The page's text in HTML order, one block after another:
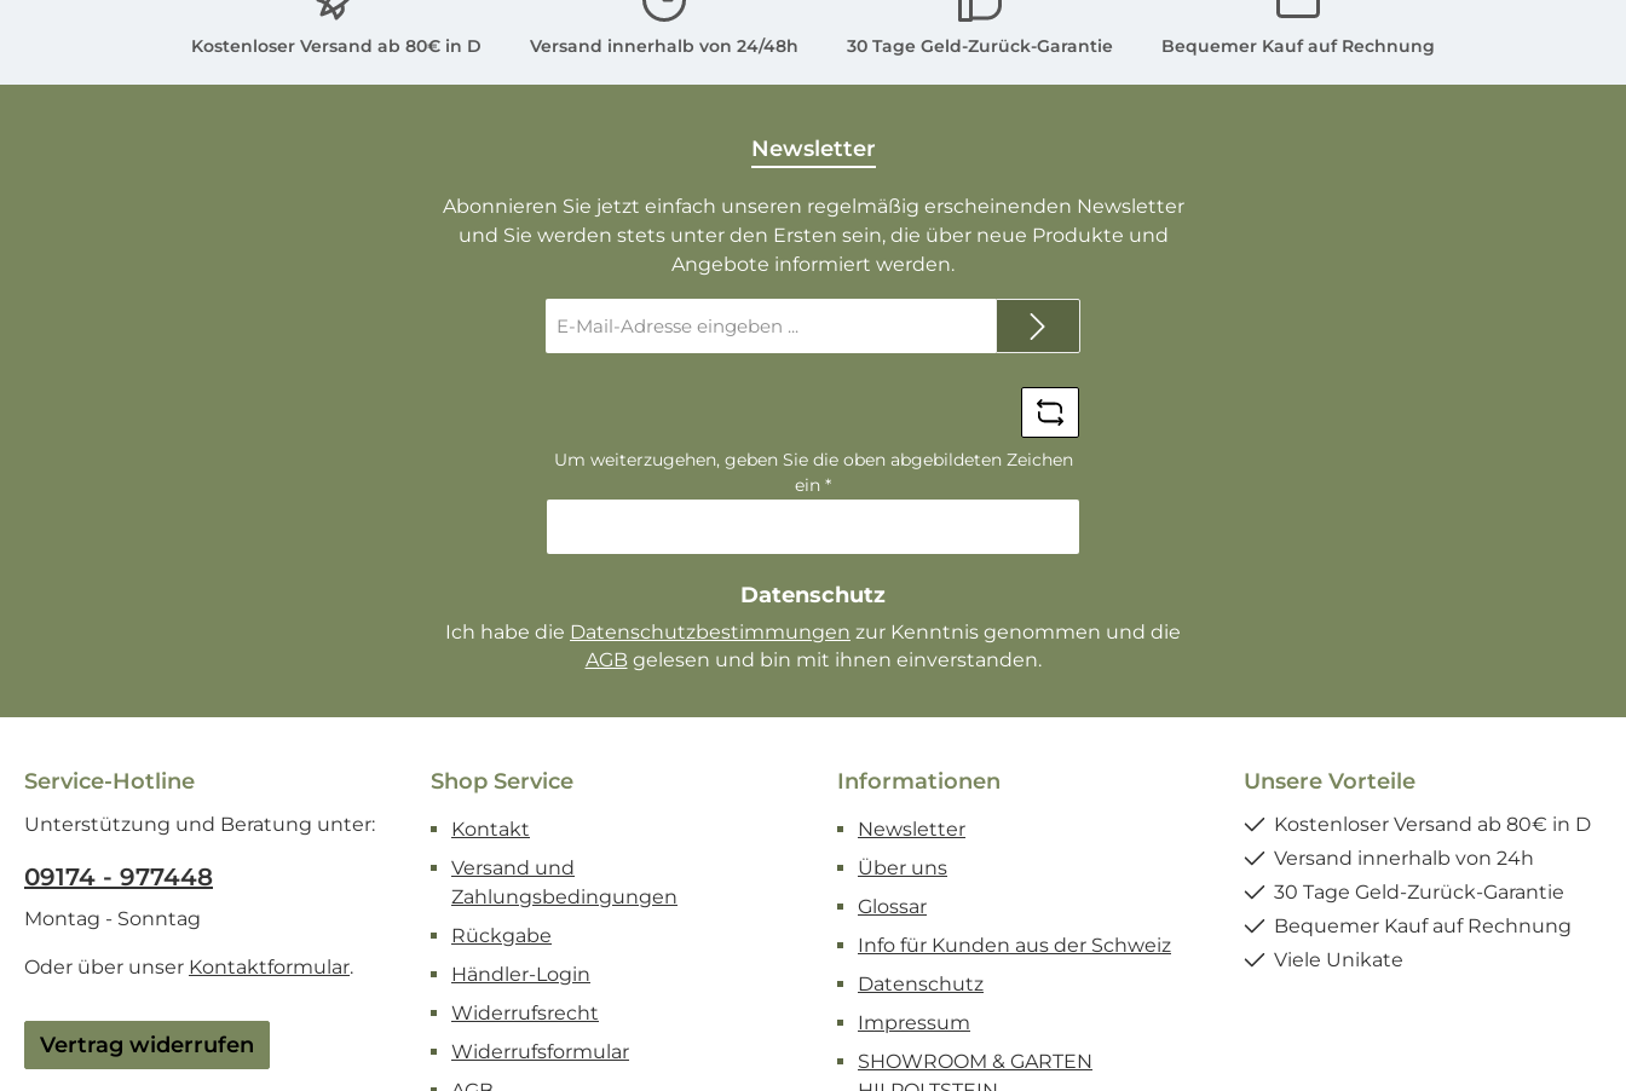
Kostenloser Versand ab 80€ in D Versand innerhalb von 24/48h 30 Tage Geld-Zurück-Garantie Bequemer Kauf auf Rechnung
Newsletter
Abonnieren Sie jetzt einfach unseren regelmäßig erscheinenden Newsletter
und Sie werden stets unter den Ersten sein, die über neue Produkte und
Angebote informiert werden.
Mail-
Um weiterzugehen, geben Sie die oben abgebildeten Zeichen
ein *
Datenschutz
Ich habe die Datenschutzbestimmungen
AGB gelesen und bin mit ihnen einverstanden.
Service-Hotline
Unterstützung und Beratung unter:
09174 - 977448
Montag - Sonntag
Oder über unser Kontaktformular.
Vertrag widerrufen
Shop Service
Kontakt
Versand und
Zahlungsbedingungen
Rückgabe
Händler-Login
Widerrufsrecht
Widerrufsformular
Informationen
Newsletter
Über uns
Glossar
Info für Kunden aus der Schweiz
Datenschutz
Impressum
SHOWROOM & GARTEN
Unsere Vorteile
Kostenloser Versand ab 80€ in D
Versand innerhalb von 24h
30 Tage Geld-Zurück-Garantie
Bequemer Kauf auf Rechnung
Viele Unikate